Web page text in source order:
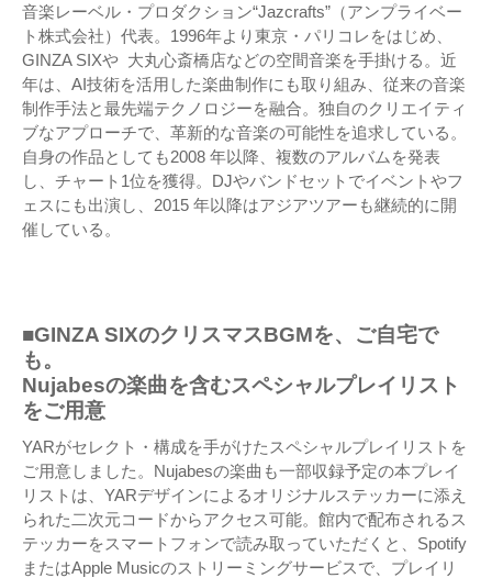
音楽レーベル・プロダクション“Jazcrafts”（アンプライベー
ト株式会社）代表。1996年より東京・パリコレをはじめ、
GINZA SIXや 大丸心斎橋店などの空間音楽を手掛ける。近
年は、AI技術を活用した楽曲制作にも取り組み、従来の音楽
制作手法と最先端テクノロジーを融合。独自のクリエイティ
ブなアプローチで、革新的な音楽の可能性を追求している。
自身の作品としても2008 年以降、複数のアルバムを発表
し、チャート1位を獲得。DJやバンドセットでイベントやフ
ェスにも出演し、2015 年以降はアジアツアーも継続的に開
催している。
■GINZA SIXのクリスマスBGMを、ご自宅で
も。
Nujabesの楽曲を含むスペシャルプレイリスト
をご用意
YARがセレクト・構成を手がけたスペシャルプレイリストを
ご用意しました。Nujabesの楽曲も一部収録予定の本プレイ
リストは、YARデザインによるオリジナルステッカーに添え
られた二次元コードからアクセス可能。館内で配布されるス
テッカーをスマートフォンで読み取っていただくと、Spotify
またはApple Musicのストリーミングサービスで、プレイリ